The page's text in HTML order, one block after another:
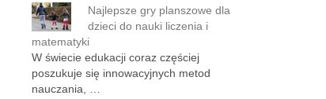
Najlepsze gry planszowe dla
dzieci do nauki liczenia i
matematyki
W świecie edukacji coraz częściej
poszukuje się innowacyjnych metod
nauczania, …